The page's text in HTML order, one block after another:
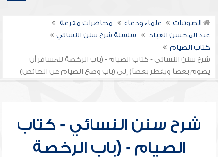
الصوتيات علماء ودعاة
محاضرات مفرغة
عبد المحسن العباد
سلسلة شرح سنن النسائي
كتاب الصيام
شرح سنن النسائي - كتاب الصيام - (باب الرخصة للمسافر أن
يصوم بعضاً ويفطر بعضاً) إلى (باب وضع الصيام عن الحائض)
شرح سنن النسائي - كتاب
الصيام - (باب الرخصة